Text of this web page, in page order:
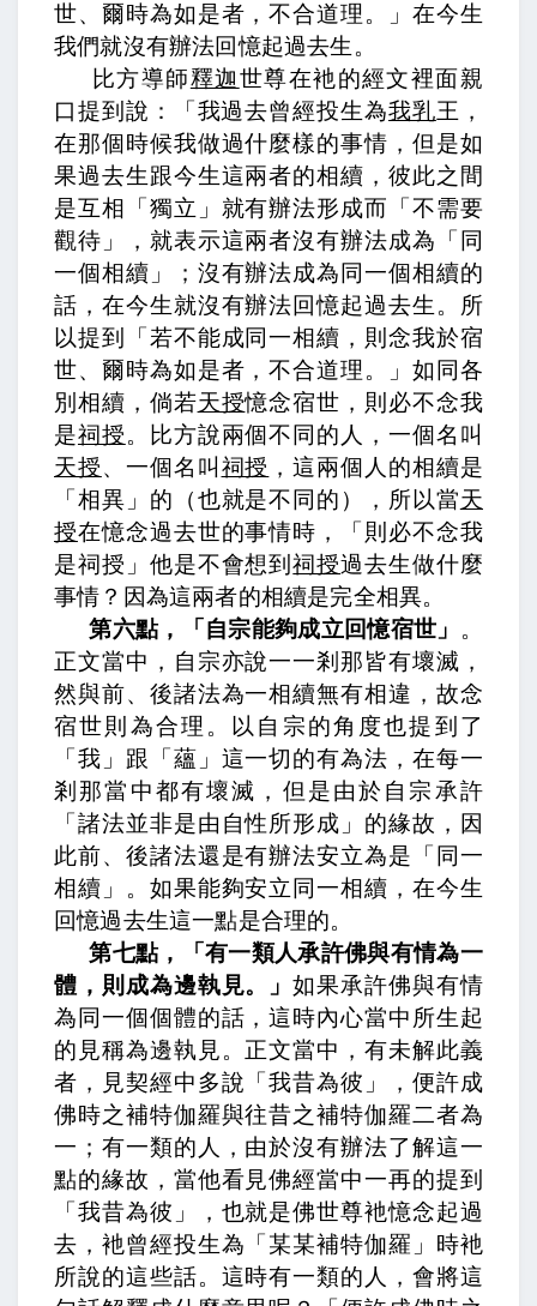
世、爾時為如是者，不合道理。」在今生
我們就沒有辦法回憶起過去生。
比方導師釋迦世尊在衪的經文裡面親
口提到說：「我過去曾經投生為我乳王，
在那個時候我做過什麼樣的事情，但是如
果過去生跟今生這兩者的相續，彼此之間
是互相「獨立」就有辦法形成而「不需要
觀待」，就表示這兩者沒有辦法成為「同
一個相續」；沒有辦法成為同一個相續的
話，在今生就沒有辦法回憶起過去生。所
以提到「若不能成同一相續，則念我於宿
世、爾時為如是者，不合道理。」 如同各
別相續，倘若天授憶念宿世，則必不念我
是祠授。
比方說兩個不同的人，一個名叫
天授、一個名叫 祠授 ，這兩個人的相續是
「相異」的（也就是不同的），所以當天
授在憶念過去世的事情時，「則必不念我
是祠授」他是不會想到祠授過去生做什麼
事情？因為這兩者的相續是完全相異。
第六點，「自宗能夠成立回憶宿世」
。
正文當中， 自宗亦說一一剎那皆有壞滅，
然與前、後諸法為一相續無有相違，故念
宿世則為合理。
以自宗的角度也提到了
「我」跟「蘊」這一切的有為法，在每一
剎那當中都有壞滅，但是由於自宗承許
「諸法並非是由自性所形成」的緣故，因
此前、後諸法還是有辦法安立為是「同一
相續」。如果能夠安立同一相續，在今生
回憶過去生這一點是合理的。
第七點，「有一類人承許佛與有情為一
體，則成為邊執見。」如果承許佛與有情
為同一個個體的話，這時內心當中所生起
的見稱為邊執見。正文當中，有未解此義
者，見契經中多說「我昔為彼」，便許成
佛時之補特伽羅與往昔之補特伽羅二者為
一； 有一類的人，由於沒有辦法了解這一
點的緣故，當他看見佛經當中一再的提到
「我昔為彼」，也就是佛世尊衪憶念起過
去，衪曾經投生為「某某補特伽羅」時衪
所說的這些話。這時有一類的人，會將這